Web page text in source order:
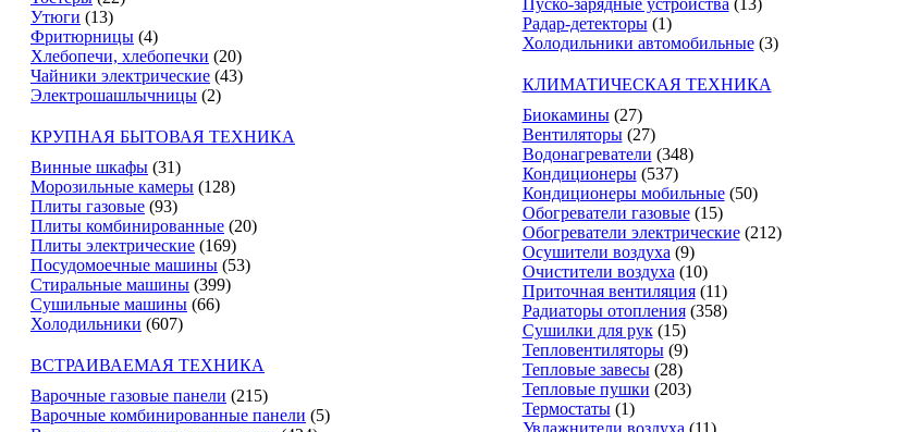
Утюги (13)
Фритюрницы (4)
Хлебопечи, хлебопечки (20)
Чайники электрические (43)
Электрошашлычницы (2)
КРУПНАЯ БЫТОВАЯ ТЕХНИКА
Винные шкафы (31)
Морозильные камеры (128)
Плиты газовые (93)
Плиты комбинированные (20)
Плиты электрические (169)
Посудомоечные машины (53)
Стиральные машины (399)
Сушильные машины (66)
Холодильники (607)
ВСТРАИВАЕМАЯ ТЕХНИКА
Варочные газовые панели (215)
Варочные комбинированные панели (5)
Пуско-зарядные устройства (13)
Радар-детекторы (1)
Холодильники автомобильные (3)
КЛИМАТИЧЕСКАЯ ТЕХНИКА
Биокамины (27)
Вентиляторы (27)
Водонагреватели (348)
Кондиционеры (537)
Кондиционеры мобильные (50)
Обогреватели газовые (15)
Обогреватели электрические (212)
Осушители воздуха (9)
Очистители воздуха (10)
Приточная вентиляция (11)
Радиаторы отопления (358)
Сушилки для рук (15)
Тепловентиляторы (9)
Тепловые завесы (28)
Тепловые пушки (203)
Термостаты (1)
Увлажнители воздуха (11)